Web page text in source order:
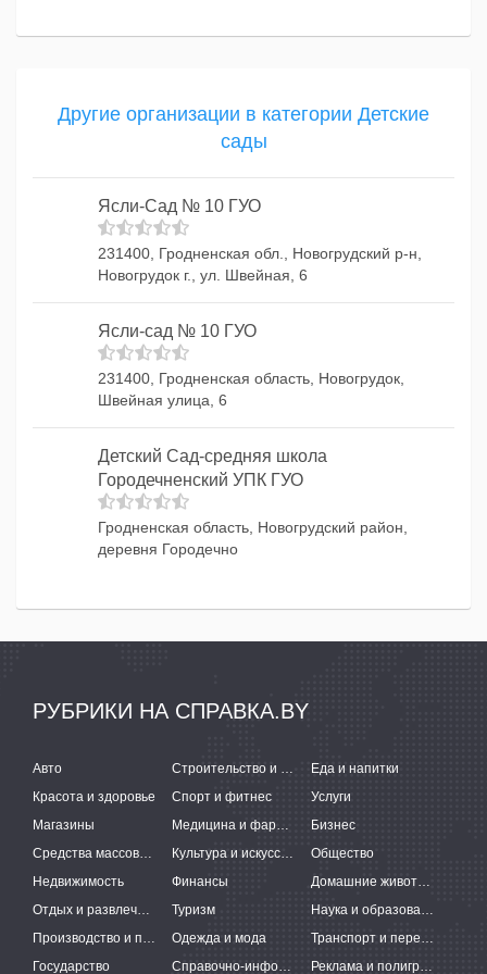
Другие организации в категории Детские
сады
Ясли-Сад № 10 ГУО
231400, Гродненская обл., Новогрудский р-н,
Новогрудок г., ул. Швейная, 6
Ясли-сад № 10 ГУО
231400, Гродненская область, Новогрудок,
Швейная улица, 6
Детский Сад-средняя школа
Городечненский УПК ГУО
Гродненская область, Новогрудский район,
деревня Городечно
РУБРИКИ НА СПРАВКА.BY
Авто Строительство и ремонт
Еда и напитки
Красота и здоровье
Спорт и фитнес
Услуги
Магазины
Медицина и фармацевтика
Бизнес
Средства массовой информации
Культура и искусство
Общество
Недвижимость
Финансы
Домашние животные
Отдых и развлечения
Туризм
Наука и образование
Производство и поставки
Одежда и мода
Транспорт и перевозки
Государство
Справочно-информационные системы Реклама и полиграфия